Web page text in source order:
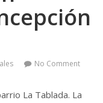
No Comment
La Tablada. La